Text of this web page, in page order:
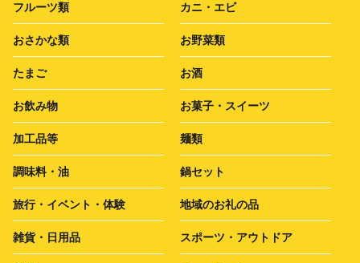
フルーツ類 カニ・エビ
おさかな類 お野菜類
たまご お酒
お飲み物 お菓子・スイーツ
加工品等 麺類
調味料・油 鍋セット
旅行・イベント・体験 地域のお礼の品
雑貨・日用品 スポーツ・アウトドア